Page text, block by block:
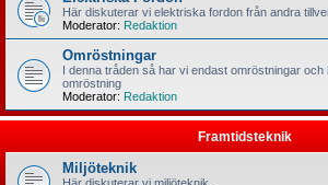
Här diskuterar vi elektriska fordon från andra
Moderator: Redaktion
Omröstningar
I denna tråden så har vi endast omröstningar
omröstning
Moderator: Redaktion
Framtidsteknik
Miljöteknik
Här diskuterar vi miljöteknik.